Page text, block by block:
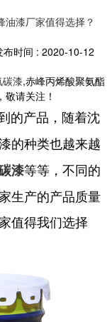
油漆厂家值得选择？
布时间 : 2020-10-12
漆,赤峰丙烯酸聚氨酯
请关注！
的产品，随着沈
的种类也越来越
漆等等，不同的
生产的产品质量
值得我们选择